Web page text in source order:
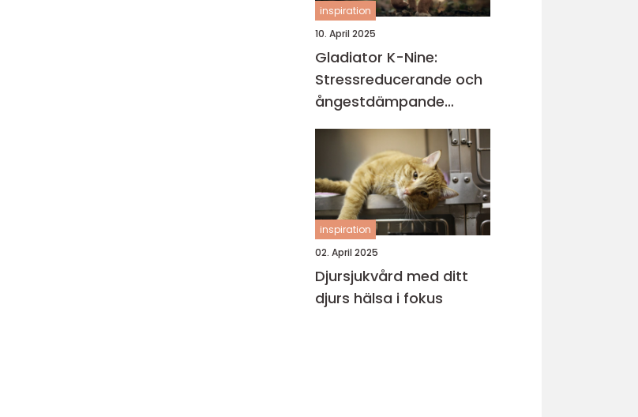
inspiration
10. April 2025
Gladiator K-Nine:
Stressreducerande och
ångestdämpande
hundhalsband
inspiration
02. April 2025
Djursjukvård med ditt
djurs hälsa i fokus